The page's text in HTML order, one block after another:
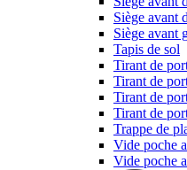
Siège avant
Siège avant
Tapis de sol
Tirant de
Tirant de
Tirant de
Tirant de
Trappe de
Vide poche
Vide poche